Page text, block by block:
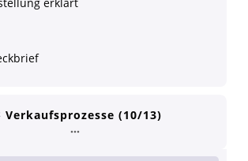
Verkaufsprozesse (10/13)